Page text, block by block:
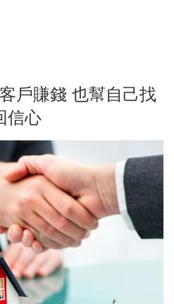
戶賺錢 也幫自己找
信心